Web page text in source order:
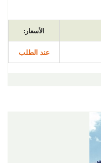
الأسعار:
عند الطلب